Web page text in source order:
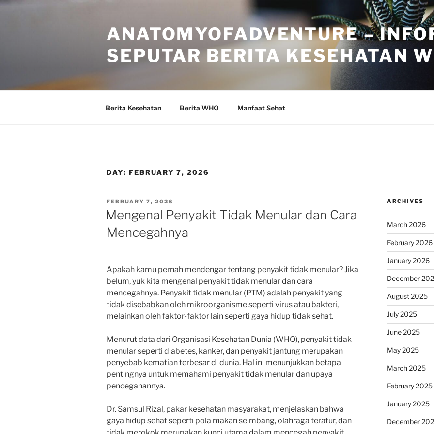
Skip
ANATOMYOFADVENTURE –
SEPUTAR BERITA KESEHATAN
Berita Kesehatan Berita WHO Manfaat Sehat
DAY: FEBRUARY 7, 2026
POSTED
ON
FEBRUARY 7, 2026
Mengenal Penyakit Tidak Menular dan Cara
Mencegahnya
Apakah kamu pernah mendengar tentang penyakit tidak menular? Jika
belum, yuk kita mengenal penyakit tidak menular dan cara
mencegahnya. Penyakit tidak menular (PTM) adalah penyakit yang
tidak disebabkan oleh mikroorganisme seperti virus atau bakteri,
melainkan oleh faktor-faktor lain seperti gaya hidup tidak sehat.
Menurut data dari Organisasi Kesehatan Dunia (WHO), penyakit tidak
menular seperti diabetes, kanker, dan penyakit jantung merupakan
penyebab kematian terbesar di dunia. Hal ini menunjukkan betapa
pentingnya untuk memahami penyakit tidak menular dan upaya
pencegahannya.
Dr. Samsul Rizal, pakar kesehatan masyarakat, menjelaskan bahwa
gaya hidup sehat seperti pola makan seimbang, olahraga teratur, dan
ARCHIVES
March 2026
February 2026
January 2026
December
August 2025
July 2025
June 2025
May 2025
March 2025
February 2025
January 2025
December